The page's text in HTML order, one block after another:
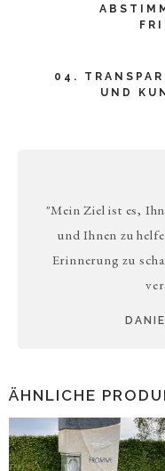
04.
UND
"Mein Ziel ist es,
und Ihnen zu
Erinnerung zu
ÄHNLICHE